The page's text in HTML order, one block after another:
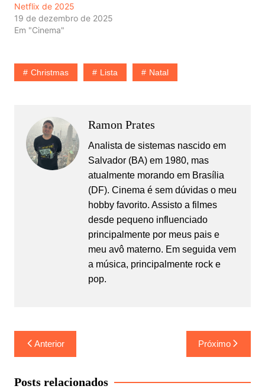
Netflix de 2025
19 de dezembro de 2025
Em "Cinema"
Christmas Lista Natal
Ramon Prates
Analista de sistemas nascido em
Salvador (BA) em 1980, mas
atualmente morando em Brasília
(DF). Cinema é sem dúvidas o meu
hobby favorito. Assisto a filmes
desde pequeno influenciado
principalmente por meus pais e
meu avô materno. Em seguida vem
a música, principalmente rock e
pop.
Navegação
de
Post
Anterior Próximo
Posts relacionados